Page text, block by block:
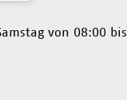
von 08:00 bis